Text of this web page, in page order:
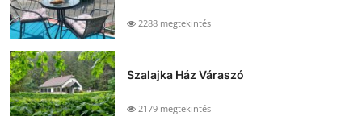
2288 megtekintés
Szalajka Ház Váraszó
2179 megtekintés